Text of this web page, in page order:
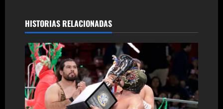
g
a
c
i
ó
HISTORIAS RELACIONADAS